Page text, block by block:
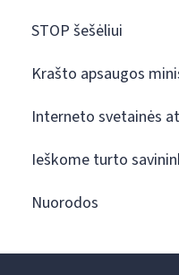
STOP šešėliui
Krašto apsaugos
Interneto svetainės
Ieškome turto
Nuorodos